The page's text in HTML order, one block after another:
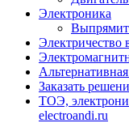
Электроника
Электричество
Заказать
ТОЭ,
electroandi.ru